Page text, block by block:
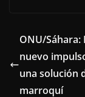
ONU/Sáhara:
nuevo
una solución
marroquí